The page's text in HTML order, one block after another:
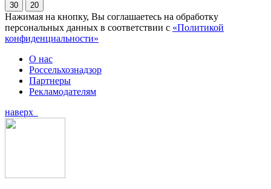
30 20
Нажимая на кнопку, Вы соглашаетесь на обработку
персональных данных в соответствии с «Политикой
конфиденциальности»
О нас
Россельхознадзор
Партнеры
Рекламодателям
наверх